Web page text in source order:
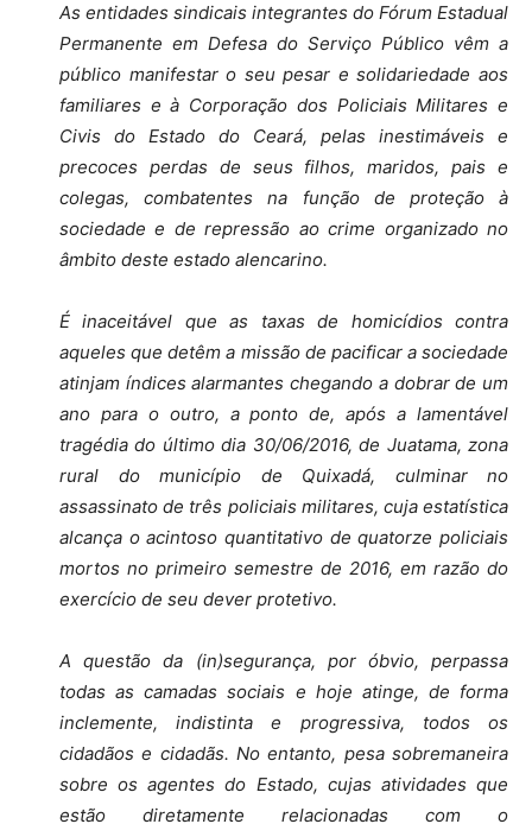
As entidades sindicais integrantes do Fórum Estadual
Permanente em Defesa do Serviço Público vêm a
público manifestar o seu pesar e solidariedade aos
familiares e à Corporação dos Policiais Militares e
Civis do Estado do Ceará, pelas inestimáveis e
precoces perdas de seus filhos, maridos, pais e
colegas, combatentes na função de proteção à
sociedade e de repressão ao crime organizado no
âmbito deste estado alencarino.
É inaceitável que as taxas de homicídios contra
aqueles que detêm a missão de pacificar a sociedade
atinjam índices alarmantes chegando a dobrar de um
ano para o outro, a ponto de, após a lamentável
tragédia do último dia 30/06/2016, de Juatama, zona
rural do município de Quixadá, culminar no
assassinato de três policiais militares, cuja estatística
alcança o acintoso quantitativo de quatorze policiais
mortos no primeiro semestre de 2016, em razão do
exercício de seu dever protetivo.
A questão da (in)segurança, por óbvio, perpassa
todas as camadas sociais e hoje atinge, de forma
inclemente, indistinta e progressiva, todos os
cidadãos e cidadãs. No entanto, pesa sobremaneira
sobre os agentes do Estado, cujas atividades que
estão diretamente relacionadas com o